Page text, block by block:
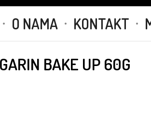
O NAMA KONTAKT
BAKE UP 60G